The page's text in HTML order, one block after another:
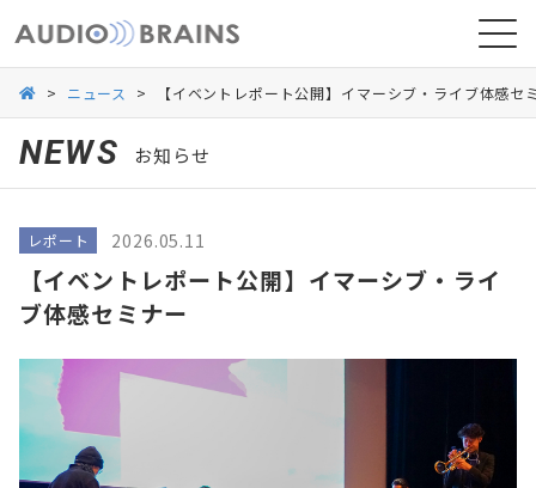
導入事例
> ニュース > 【イベントレポート公開】イマーシブ・ライブ体感セ
NEWS お知らせ
レポート 2026.05.11
【イベントレポート公開】イマーシブ・ライ
ブ体感セミナー